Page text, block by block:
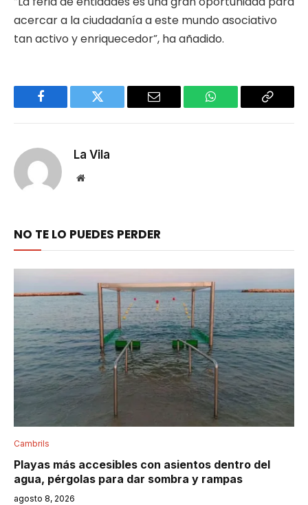
acercar a la ciudadanía a este mundo asociativo
tan activo y enriquecedor”, ha añadido.
Facebook Twitter Email WhatsApp Copy
La Vila
Website
NO TE LO PUEDES PERDER
Cambrils
Playas más accesibles con asientos dentro del
agua, pérgolas para dar sombra y rampas
agosto 8, 2026